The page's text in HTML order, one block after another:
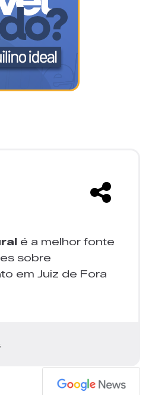
é a melhor fonte
sobre
em Juiz de Fora